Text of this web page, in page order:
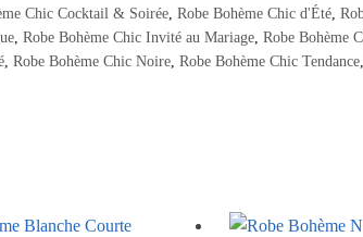
Chic Cocktail & Soirée, Robe Bohème Chic d'Été,
, Robe Bohème Chic Invité au Mariage, Robe Bohème
, Robe Bohème Chic Noire, Robe Bohème Chic Tendance,